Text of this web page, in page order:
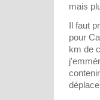
mais
Il faut
pour
km de